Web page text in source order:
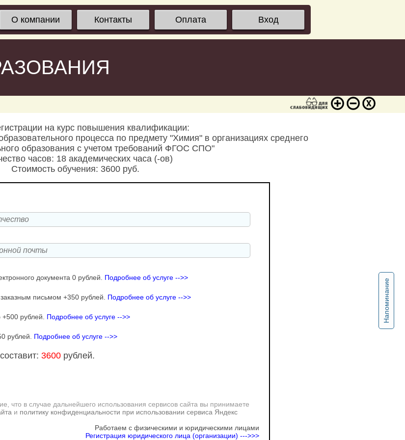
О компании Контакты Оплата Вход
Напоминание
на курс повышения квалификации:
процесса по предмету "Химия" в организациях среднего
образования с учетом требований ФГОС СПО"
часов: 18 академических часа (-ов)
Стоимость обучения: 3600 руб.
документа 0 рублей. Подробнее об услуге -->>
письмом +350 рублей. Подробнее об услуге -->>
рублей. Подробнее об услуге -->>
рублей. Подробнее об услуге -->>
3600 рублей.
что в случае дальнейшего использования сервисов сайта вы принимаете
и политику конфиденциальности при использовании сервиса Яндекс
Работаем с физическими и юридическими лицами
Регистрация юридического лица (организации) --->>>